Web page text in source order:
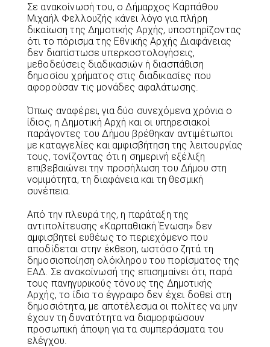
Σε ανακοίνωσή του, ο Δήμαρχος Καρπάθου
Μιχαήλ Φελλουζής κάνει λόγο για πλήρη
δικαίωση της Δημοτικής Αρχής, υποστηρίζοντας
ότι το πόρισμα της Εθνικής Αρχής Διαφάνειας
δεν διαπίστωσε υπερκοστολογήσεις,
μεθοδεύσεις διαδικασιών ή διασπάθιση
δημοσίου χρήματος στις διαδικασίες που
αφορούσαν τις μονάδες αφαλάτωσης.
Όπως αναφέρει, για δύο συνεχόμενα χρόνια ο
ίδιος, η Δημοτική Αρχή και οι υπηρεσιακοί
παράγοντες του Δήμου βρέθηκαν αντιμέτωποι
με καταγγελίες και αμφισβήτηση της λειτουργίας
τους, τονίζοντας ότι η σημερινή εξέλιξη
επιβεβαιώνει την προσήλωση του Δήμου στη
νομιμότητα, τη διαφάνεια και τη θεσμική
συνέπεια.
Από την πλευρά της, η παράταξη της
αντιπολίτευσης «Καρπαθιακή Ένωση» δεν
αμφισβητεί ευθέως το περιεχόμενο που
αποδίδεται στην έκθεση, ωστόσο ζητά τη
δημοσιοποίηση ολόκληρου του πορίσματος της
ΕΑΔ. Σε ανακοίνωσή της επισημαίνει ότι, παρά
τους πανηγυρικούς τόνους της Δημοτικής
Αρχής, το ίδιο το έγγραφο δεν έχει δοθεί στη
δημοσιότητα, με αποτέλεσμα οι πολίτες να μην
έχουν τη δυνατότητα να διαμορφώσουν
προσωπική άποψη για τα συμπεράσματα του
ελέγχου.